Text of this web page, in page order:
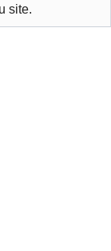
site.